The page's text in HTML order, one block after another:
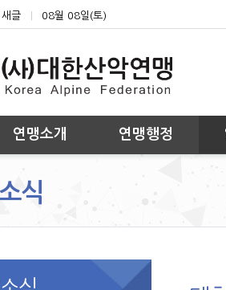
새글 08월 08일(토)
연맹소개 연맹행정
식